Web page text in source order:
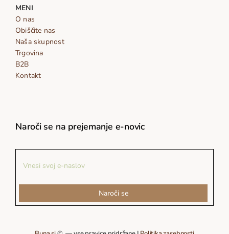
MENI
O nas
Obiščite nas
Naša skupnost
Trgovina
B2B
Kontakt
Naroči se na prejemanje e-novic
Naroči se